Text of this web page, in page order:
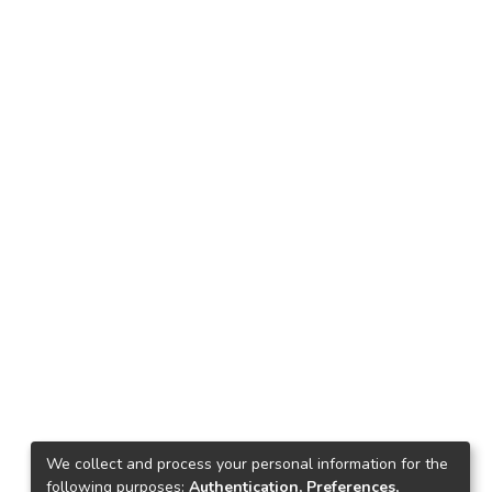
We collect and process your personal information for the
following purposes: Authentication, Preferences,